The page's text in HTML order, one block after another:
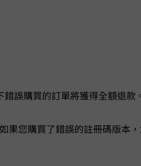
下錯誤購買的訂單將獲得全額退款
用。因此，如果您購買了錯誤的註